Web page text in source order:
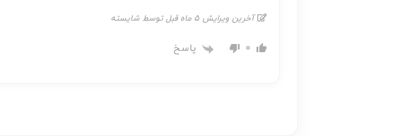
آخرین ویرایش 5 ماه قبل توسط شایسته
0 پاسخ